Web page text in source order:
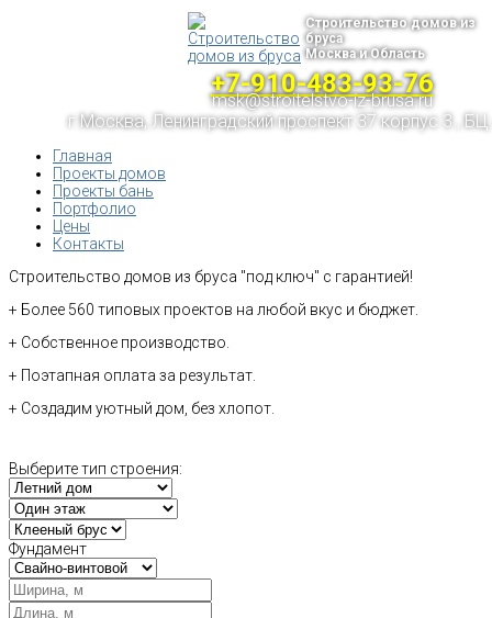
Строительство домов из
бруса
Москва и Область
+7-910-483-93-76
msk@stroitelstvo-iz-brusa.ru
г.Москва, Ленинградский проспект 37 корпус 3 , БЦ
Главная
Проекты домов
Проекты бань
Портфолио
Цены
Контакты
Строительство домов из бруса "под ключ" с гарантией!
+ Более 560 типовых проектов на любой вкус и бюджет.
+ Собственное производство.
+ Поэтапная оплата за результат.
+ Создадим уютный дом, без хлопот.
Выберите тип строения:
Фундамент